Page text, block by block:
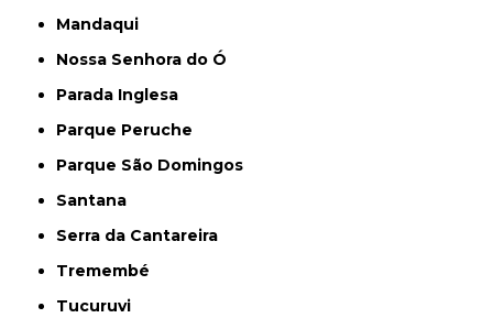
Mandaqui
Nossa Senhora do Ó
Parada Inglesa
Parque Peruche
Parque São Domingos
Santana
Serra da Cantareira
Tremembé
Tucuruvi